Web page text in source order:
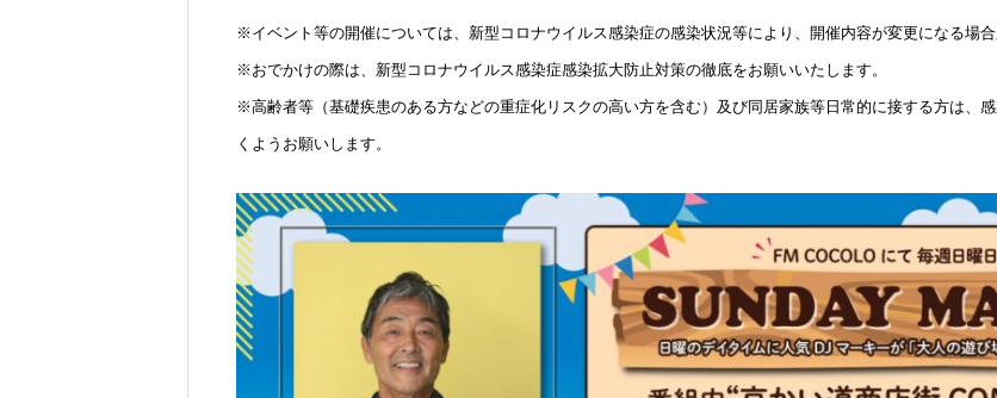
※イベント等の開催については、新型コロナウイルス感染症の感染状況等により、開催内容が変更になる場合
※おでかけの際は、新型コロナウイルス感染症感染拡大防止対策の徹底をお願いいたします。
※高齢者等（基礎疾患のある方などの重症化リスクの高い方を含む）及び同居家族等日常的に接する方は、
くようお願いします。